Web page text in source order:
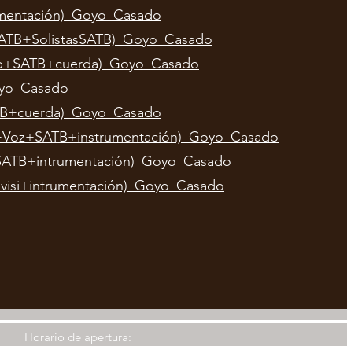
Horario de apertura: